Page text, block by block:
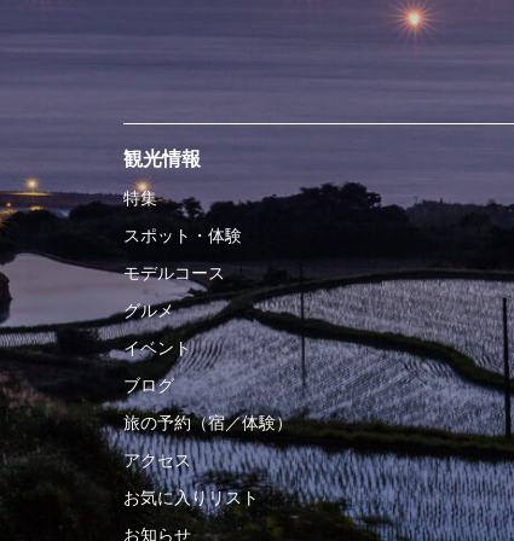
観光情報
特集
スポット・体験
モデルコース
グルメ
イベント
ブログ
旅の予約（宿／体験）
アクセス
お気に入りリスト
お知らせ